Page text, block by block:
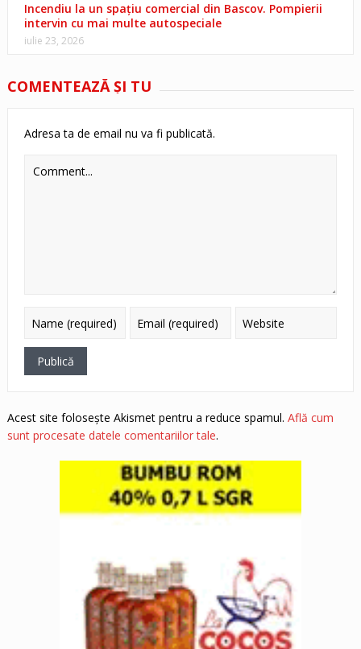
Incendiu la un spațiu comercial din Bascov. Pompierii
intervin cu mai multe autospeciale
iulie 23, 2026
COMENTEAZĂ ŞI TU
Adresa ta de email nu va fi publicată.
Acest site folosește Akismet pentru a reduce spamul. Află cum
sunt procesate datele comentariilor tale.